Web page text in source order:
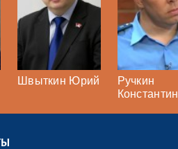
Швыткин Юрий
Ручкин
Константин